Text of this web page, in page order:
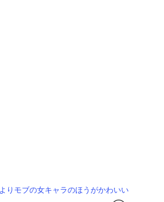
りモブの女キャラのほうがかわいい